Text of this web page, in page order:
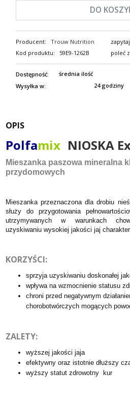
DO
Producent:
Trouw Nutrition
Kod produktu:
59E9-1262B
poleć
Dostępność:
średnia ilość
Wysyłka w:
24 godziny
OPIS
Polfamix NIOSKA
Mieszanka paszowa mineralna
przydomowych
Mieszanka przeznaczona dla drobiu
służy do przygotowania
utrzymywanych w warunkach
uzyskiwaniu wysokiej jakości jaj
KORZYŚCI:
sprzyja uzyskiwaniu doskonałej
wpływa na wzmocnienie statusu
chroni przed negatywnym
chorobotwórczych mogących
ZALETY:
wyższej jakości jaja
efektywny oraz istotnie dłuższy
wyższy statut zdrowotny kur